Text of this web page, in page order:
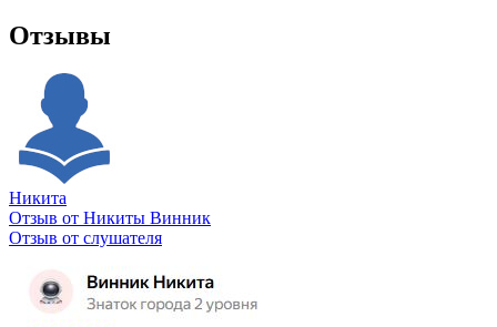
Отзывы
Никита
Отзыв от Никиты Винник
Отзыв от слушателя